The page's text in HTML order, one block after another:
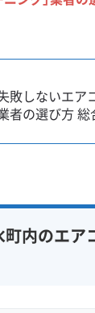
敗しないエア
者の選び方 総
内のエア